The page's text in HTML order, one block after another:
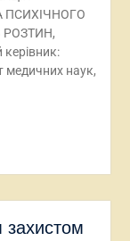
ПСИХІЧНОГО
РОЗТИН,
медичних наук,
захистом